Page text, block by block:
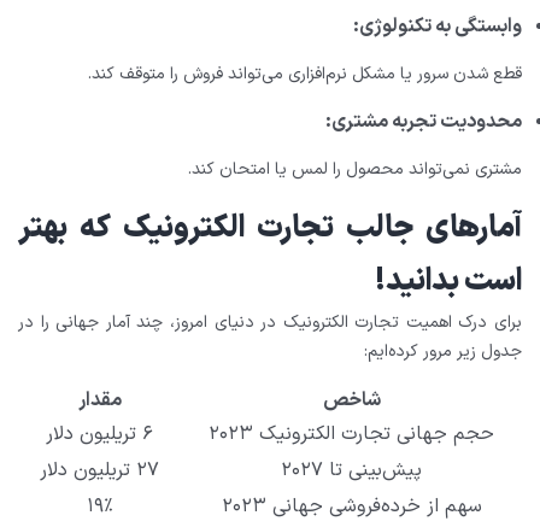
وابستگی به تکنولوژی:
قطع شدن سرور یا مشکل نرم‌افزاری می‌تواند فروش را متوقف کند.
محدودیت تجربه مشتری:
مشتری نمی‌تواند محصول را لمس یا امتحان کند.
آمارهای جالب تجارت الکترونیک که بهتر
است بدانید!
برای درک اهمیت تجارت الکترونیک در دنیای امروز، چند آمار جهانی را در
جدول زیر مرور کرده‌ایم:
شاخص
مقدار
حجم جهانی تجارت الکترونیک ۲۰۲۳
۶ تریلیون دلار
پیش‌بینی تا ۲۰۲۷
۲۷ تریلیون دلار
سهم از خرده‌فروشی جهانی ۲۰۲۳
۱۹٪